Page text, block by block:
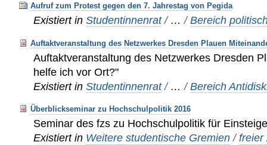
Aufruf zum Protest gegen den 7. Jahrestag von Pegida
Existiert in Studentinnenrat / …/Bereich
Auftaktveranstaltung des Netzwerkes Dresden Plauen
Auftaktveranstaltung des Netzwerkes Dresden
helfe ich vor Ort?"
Existiert in Studentinnenrat / …/Bereich
Überblickseminar zu Hochschulpolitik 2016
Seminar des fzs zu Hochschulpolitik für
Existiert in Weitere studentische Gremien /freier